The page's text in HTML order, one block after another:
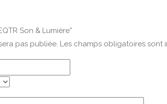
Son & Lumière”
pas publiée. Les champs obligatoires sont